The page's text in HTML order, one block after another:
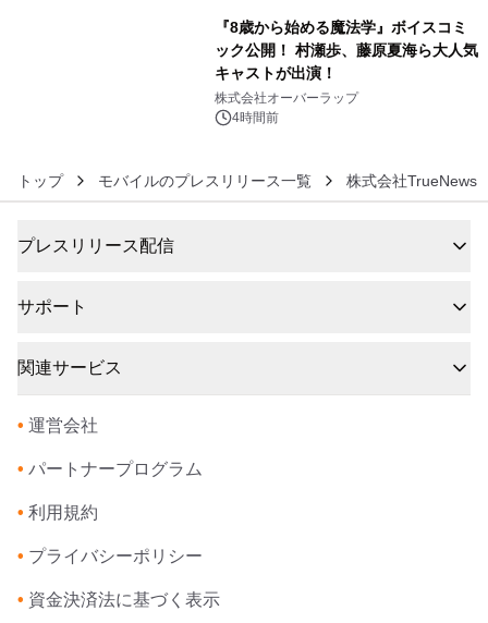
『8歳から始める魔法学』ボイスコミ
ック公開！ 村瀬歩、藤原夏海ら大人気
キャストが出演！
株式会社オーバーラップ
4時間前
トップ モバイルのプレスリリース一覧 株式会社TrueNews
プレスリリース配信
サポート
関連サービス
• 運営会社
• パートナープログラム
• 利用規約
• プライバシーポリシー
• 資金決済法に基づく表示